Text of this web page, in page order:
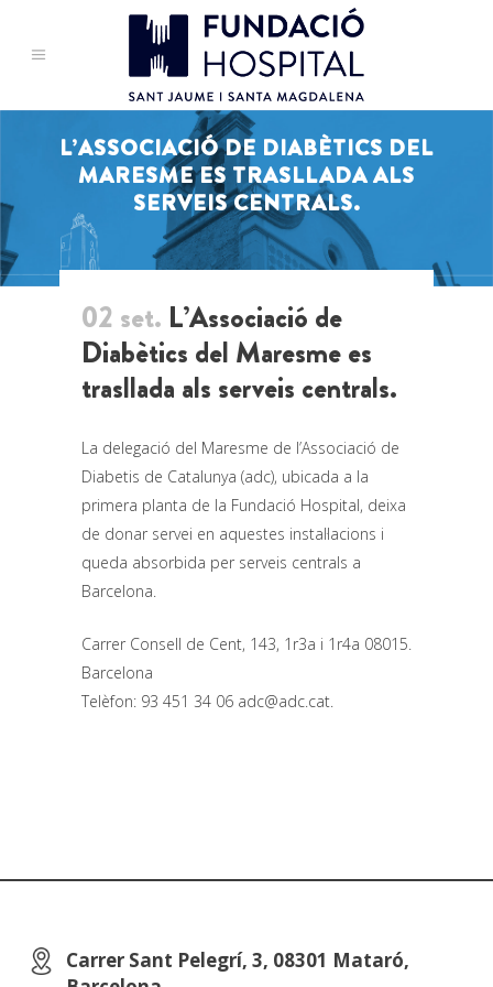
L’ASSOCIACIÓ DE DIABÈTICS DEL
MARESME ES TRASLLADA ALS
SERVEIS CENTRALS.
02 set. L’Associació de
Diabètics del Maresme es
trasllada als serveis centrals.
La delegació del Maresme de l’Associació de
Diabetis de Catalunya (adc), ubicada a la
primera planta de la Fundació Hospital, deixa
de donar servei en aquestes instal·lacions i
queda absorbida per serveis centrals a
Barcelona.
Carrer Consell de Cent, 143, 1r3a i 1r4a 08015.
Barcelona
Telèfon: 93 451 34 06 adc@adc.cat.
Carrer Sant Pelegrí, 3, 08301 Mataró,